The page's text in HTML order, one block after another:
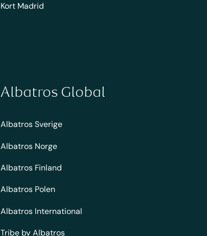
Kort Madrid
Albatros Global
Albatros Sverige
Albatros Norge
Albatros Finland
Albatros Polen
Albatros International
Tribe by Albatros